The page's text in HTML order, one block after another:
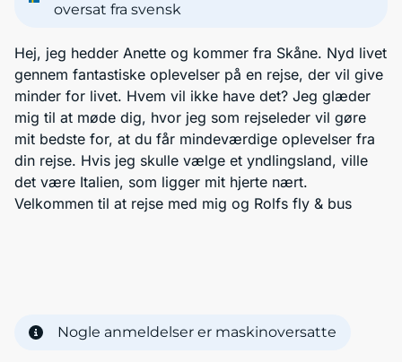
oversat fra svensk
Hej, jeg hedder Anette og kommer fra Skåne. Nyd livet
gennem fantastiske oplevelser på en rejse, der vil give
minder for livet. Hvem vil ikke have det? Jeg glæder
mig til at møde dig, hvor jeg som rejseleder vil gøre
mit bedste for, at du får mindeværdige oplevelser fra
din rejse. Hvis jeg skulle vælge et yndlingsland, ville
det være Italien, som ligger mit hjerte nært.
Velkommen til at rejse med mig og Rolfs fly & bus
Nogle anmeldelser er maskinoversatte